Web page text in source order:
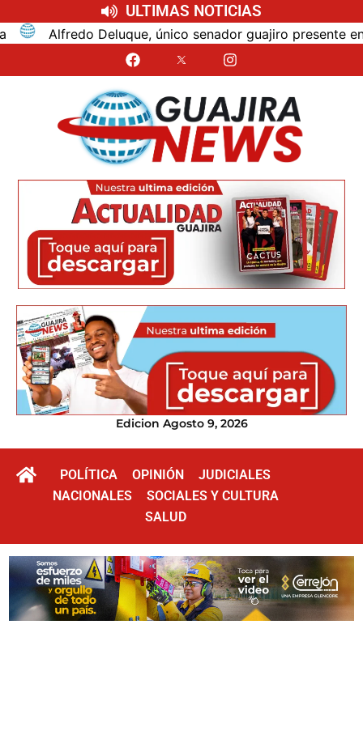
ULTIMAS NOTICIAS
Alfredo Deluque, único senador guajiro presente en la
Edicion Agosto 9, 2026
POLÍTICA OPINIÓN
JUDICIALES
NACIONALES
SOCIALES Y CULTURA
SALUD